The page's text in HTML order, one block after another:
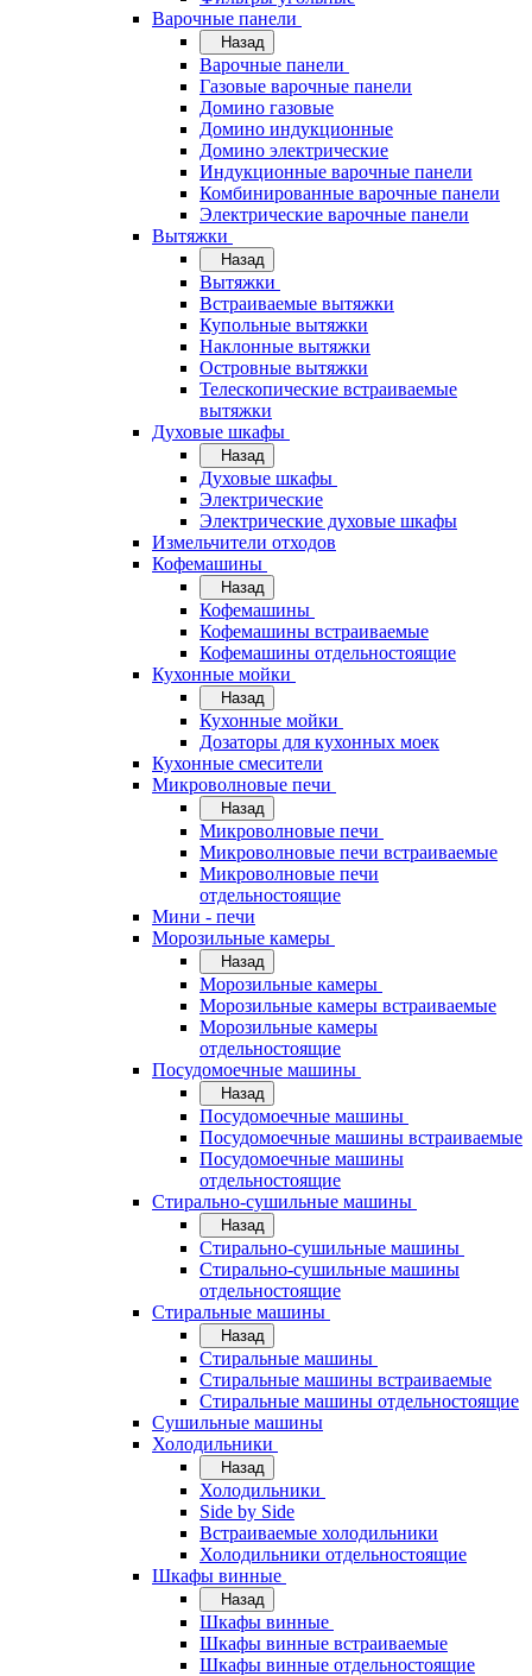
Варочные панели
Назад
Варочные панели
Газовые варочные панели
Домино газовые
Домино индукционные
Домино электрические
Индукционные варочные панели
Комбинированные варочные панели
Электрические варочные панели
Вытяжки
Назад
Вытяжки
Встраиваемые вытяжки
Купольные вытяжки
Наклонные вытяжки
Островные вытяжки
Телескопические встраиваемые
вытяжки
Духовые шкафы
Назад
Духовые шкафы
Электрические
Электрические духовые шкафы
Измельчители отходов
Кофемашины
Назад
Кофемашины
Кофемашины встраиваемые
Кофемашины отдельностоящие
Кухонные мойки
Назад
Кухонные мойки
Дозаторы для кухонных моек
Кухонные смесители
Микроволновые печи
Назад
Микроволновые печи
Микроволновые печи встраиваемые
Микроволновые печи
отдельностоящие
Мини - печи
Морозильные камеры
Назад
Морозильные камеры
Морозильные камеры встраиваемые
Морозильные камеры
отдельностоящие
Посудомоечные машины
Назад
Посудомоечные машины
Посудомоечные машины встраиваемые
Посудомоечные машины
отдельностоящие
Стирально-сушильные машины
Назад
Стирально-сушильные машины
Стирально-сушильные машины
отдельностоящие
Стиральные машины
Назад
Стиральные машины
Стиральные машины встраиваемые
Стиральные машины отдельностоящие
Сушильные машины
Холодильники
Назад
Холодильники
Side by Side
Встраиваемые холодильники
Холодильники отдельностоящие
Шкафы винные
Назад
Шкафы винные
Шкафы винные встраиваемые
Шкафы винные отдельностоящие